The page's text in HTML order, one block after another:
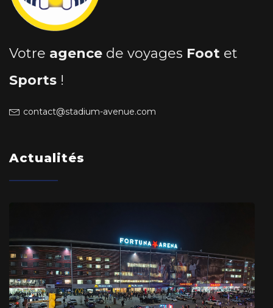
Votre agence de voyages Foot et
Sports !
contact@stadium-avenue.com
Actualités